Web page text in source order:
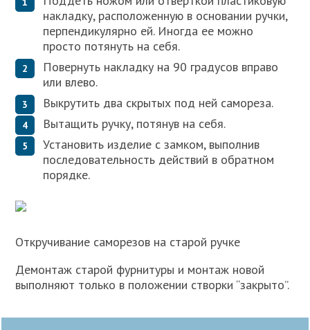
накладку, расположенную в основании ручки,
перпендикулярно ей. Иногда ее можно
просто потянуть на себя.
Повернуть накладку на 90 градусов вправо
или влево.
Выкрутить два скрытых под ней самореза.
Вытащить ручку, потянув на себя.
Установить изделие с замком, выполнив
последовательность действий в обратном
порядке.
Откручивание саморезов на старой ручке
Демонтаж старой фурнитуры и монтаж новой
выполняют только в положении створки “закрыто”.